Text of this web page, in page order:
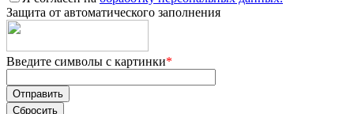
Защита от автоматического заполнения
Введите символы с картинки*